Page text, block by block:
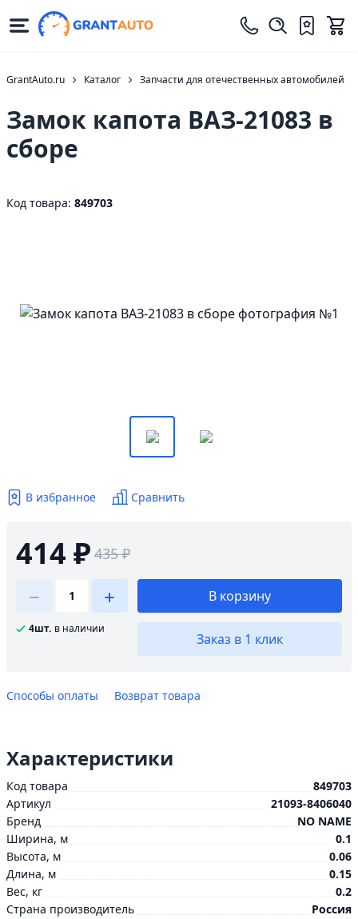
GrantAuto.ru Каталог Запчасти для отечественных автомобилей
Замок капота ВАЗ-21083 в
сборе
Код товара: 849703
В избранное Сравнить
414 ₽ 435 ₽
4шт. в наличии
В корзину
Заказ в 1 клик
Способы оплаты Возврат товара
Характеристики
Код товара
849703
Артикул
21093-8406040
Бренд
NO NAME
Ширина, м
0.1
Высота, м
0.06
Длина, м
0.15
Вес, кг
0.2
Страна производитель
Россия